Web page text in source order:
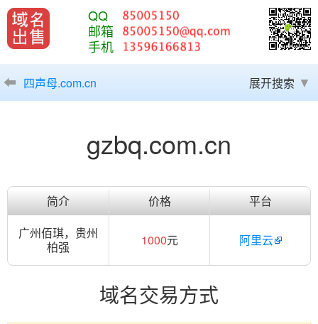
QQ
邮箱
手机
四声母.com.cn 展开搜索
gzbq.com.cn
简介 价格
平台
广州佰琪，贵州
柏强
1000元 阿里云
域名交易方式